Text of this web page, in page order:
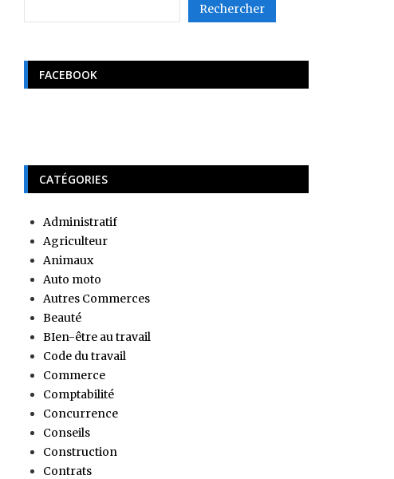
Rechercher
FACEBOOK
CATÉGORIES
Administratif
Agriculteur
Animaux
Auto moto
Autres Commerces
Beauté
BIen-être au travail
Code du travail
Commerce
Comptabilité
Concurrence
Conseils
Construction
Contrats